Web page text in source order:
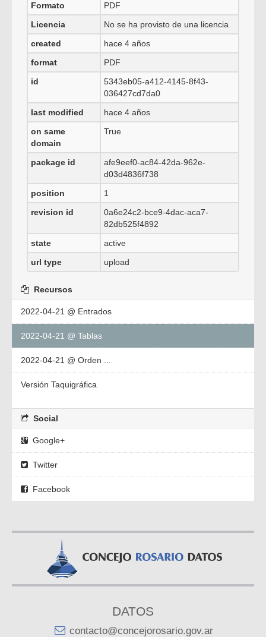
Formato
PDF
Licencia
No se ha provisto de una licencia
created
hace 4 años
format
PDF
id
5343eb05-a412-4145-8f43-
036427cd7da0
last modified
hace 4 años
on same
domain
True
package id
afe9eef0-ac84-42da-962e-
d03d4836f738
position
1
revision id
0a6e24c2-bce9-4dac-aca7-
82db525f4892
state
active
url type
upload
Recursos
2022-04-21 @ Entrados
2022-04-21 @ Tablas
2022-04-21 @ Orden ...
Versión Taquigráfica
Social
Google+
Twitter
Facebook
DATOS
contacto@concejorosario.gov.ar